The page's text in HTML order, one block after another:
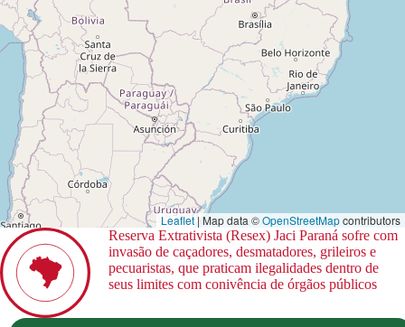
Leaflet | Map data ©OpenStreetMapcontributors
Reserva Extrativista (Resex) Jaci Paraná sofre com
invasão de caçadores, desmatadores, grileiros e
pecuaristas, que praticam ilegalidades dentro de
seus limites com conivência de órgãos públicos